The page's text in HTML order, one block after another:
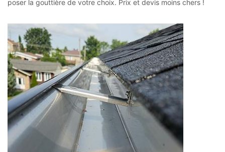
poser la gouttière de votre choix. Prix et devis moins chers !